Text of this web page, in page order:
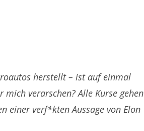
herstellt – ist auf einmal
mich verarschen?Alle Kurse gehen
einer verf*kten Aussage von Elon